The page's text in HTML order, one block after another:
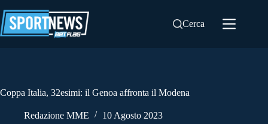
al
contenuto
Cerca
Coppa Italia, 32esimi: il Genoa affronta il Modena
Redazione MME 10 Agosto 2023